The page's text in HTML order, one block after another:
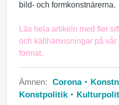
bild- och formkonstnärerna.
Läs hela artikeln med fler
och källhänvisningar på vår
format.
Ämnen: Corona
Konstpolitik